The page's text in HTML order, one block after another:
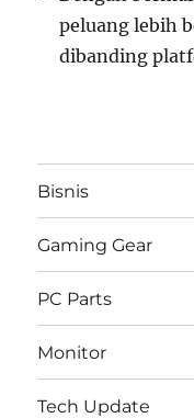
peluang lebih
dibanding
Bisnis
Gaming Gear
PC Parts
Monitor
Tech Update